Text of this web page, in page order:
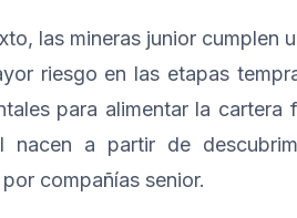
las mineras junior
riesgo en las etapas
para alimentar la
nacen a partir de
compañías senior.